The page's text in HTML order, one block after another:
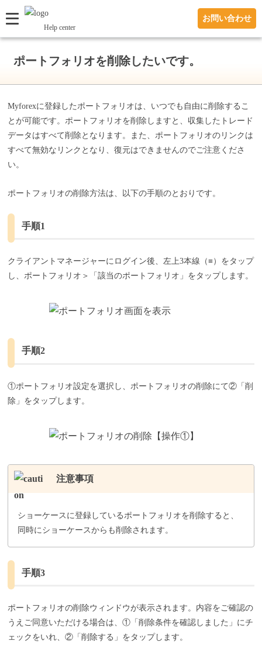
Help center
お問い合わせ
ポートフォリオを削除したいです。
Myforexに登録したポートフォリオは、いつでも自由に削除するこ
とが可能です。ポートフォリオを削除しますと、収集したトレード
データはすべて削除となります。また、ポートフォリオのリンクは
すべて無効なリンクとなり、復元はできませんのでご注意くださ
い。
ポートフォリオの削除方法は、以下の手順のとおりです。
手順1
クライアントマネージャーにログイン後、左上3本線（≡）をタップ
し、ポートフォリオ＞「該当のポートフォリオ」をタップします。
手順2
①ポートフォリオ設定を選択し、ポートフォリオの削除にて②「削
除」をタップします。
注意事項
ショーケースに登録しているポートフォリオを削除すると、
同時にショーケースからも削除されます。
手順3
ポートフォリオの削除ウィンドウが表示されます。内容をご確認の
うえご同意いただける場合は、①「削除条件を確認しました」にチ
ェックをいれ、②「削除する」をタップします。